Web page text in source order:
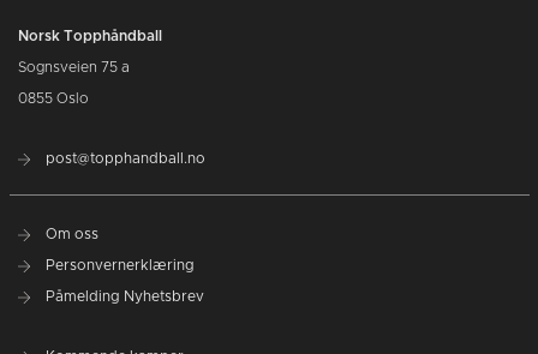
Norsk Topphåndball
Sognsveien 75 a
0855 Oslo
post@topphandball.no
Om oss
Personvernerklæring
Påmelding Nyhetsbrev